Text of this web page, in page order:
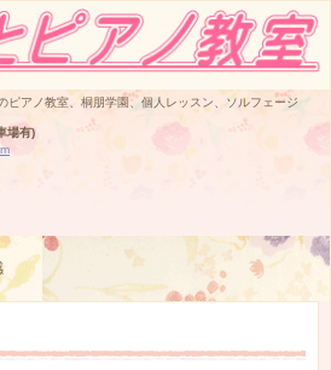
ピアノ教室、桐朋学園、個人レッスン、ソルフェージ
場有)